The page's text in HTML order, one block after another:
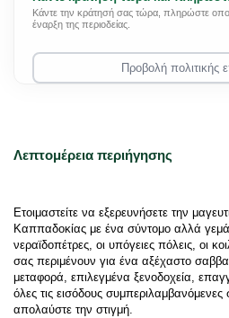
Λεπτομέρεια περιήγησης
Ετοιμαστείτε να εξερευνήσετε την
Καππαδοκίας με ένα σύντομο αλλά
νεραϊδοπέτρες, οι υπόγειες πόλεις, οι
σας περιμένουν για ένα αξέχαστο
μεταφορά, επιλεγμένα ξενοδοχεία,
όλες τις εισόδους
απολαύστε την στιγμή.
Κάντε την κράτησή σας τώρα, πληρώστε
έναρξη της περιοδείας.
Προβολή πολιτικής